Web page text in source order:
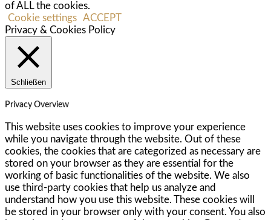
of ALL the cookies.
Cookie settings ACCEPT
Privacy & Cookies Policy
Schließen
Privacy Overview
This website uses cookies to improve your experience
while you navigate through the website. Out of these
cookies, the cookies that are categorized as necessary are
stored on your browser as they are essential for the
working of basic functionalities of the website. We also
use third-party cookies that help us analyze and
understand how you use this website. These cookies will
be stored in your browser only with your consent. You also